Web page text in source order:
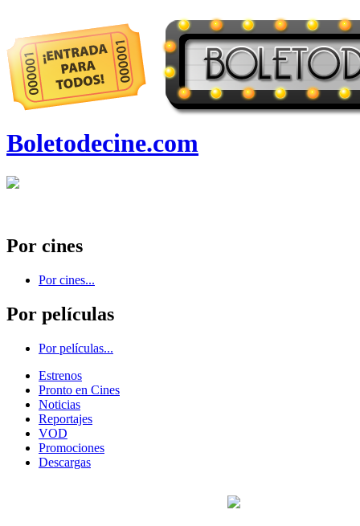
Boletodecine.com
Por cines
Por cines...
Por películas
Por películas...
Estrenos
Pronto en Cines
Noticias
Reportajes
VOD
Promociones
Descargas